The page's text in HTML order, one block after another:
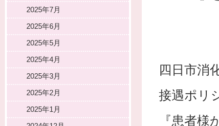
四日市消
接遇ポリ
『患者
2025年7月
2025年6月
2025年5月
2025年4月
2025年3月
2025年2月
2025年1月